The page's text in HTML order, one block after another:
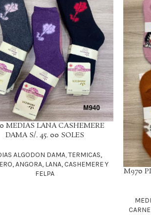
MEDIAS LANA CASHEMERE
DAMA S/. 45. 00 SOLES
ALGODON DAMA,TERMICAS,
ANGORA, LANA, CASHEMERE Y
FELPA
LEER
M970